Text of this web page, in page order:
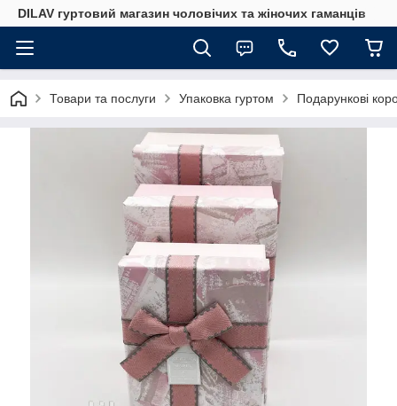
DILAV гуртовий магазин чоловічих та жіночих гаманців
Товари та послуги Упаковка гуртом Подарункові